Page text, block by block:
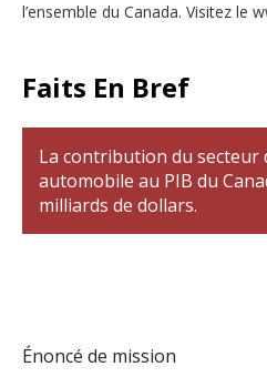
l’ensemble du Canada. Visitez le
Faits En Bref
La contribution du secteur
automobile au PIB du
milliards de dollars.
Énoncé de mission